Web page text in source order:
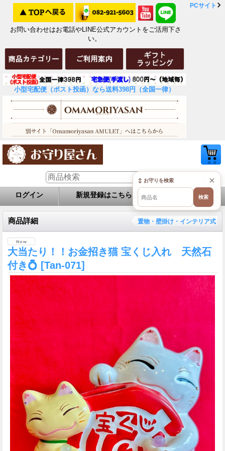
お問い合わせはお電話やLINE公式アカウントをご活用下さ
い。
小型宅配便（ポスト投函）なら送料398円（全国一律）
PCサイト
ログイン 新規登録はこちら お問い合せ
商品詳細 置物・壁掛け・インテリア式
大当たり！！お金招き猫 宝くじ入れ 天然石
付き💍 [Tan-071]
×
↕ お守りを検索
検索